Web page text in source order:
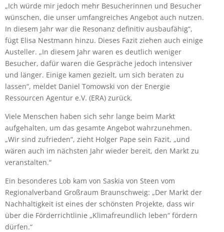
„Ich würde mir jedoch mehr Besucherinnen und Besucher
wünschen, die unser umfangreiches Angebot auch nutzen.
In diesem Jahr war die Resonanz definitiv ausbaufähig“,
fügt Elisa Nestmann hinzu. Dieses Fazit ziehen auch einige
Austeller. „In diesem Jahr waren es deutlich weniger
Besucher, dafür waren die Gespräche jedoch intensiver
und länger. Einige kamen gezielt, um sich beraten zu
lassen“, meldet Daniel Tomowski von der Energie
Ressourcen Agentur e.V. (ERA) zurück.
Viele Menschen haben sich sehr lange beim Markt
aufgehalten, um das gesamte Angebot wahrzunehmen.
„Wir sind zufrieden“, zieht Holger Pape sein Fazit, „und
wären auch im nächsten Jahr wieder bereit, den Markt zu
veranstalten.“
Ein besonderes Lob kam von Saskia von Steen vom
Regionalverband Großraum Braunschweig: „Der Markt der
Nachhaltigkeit ist eines der schönsten Projekte, dass wir
über die Förderrichtlinie „Klimafreundlich leben“ fördern
dürfen.“